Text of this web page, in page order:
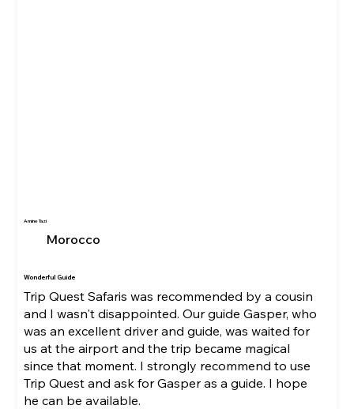
Amine Tazi
Morocco
Wonderful Guide
Trip Quest Safaris was recommended by a cousin
and I wasn't disappointed. Our guide Gasper, who
was an excellent driver and guide, was waited for
us at the airport and the trip became magical
since that moment. I strongly recommend to use
Trip Quest and ask for Gasper as a guide. I hope
he can be available.